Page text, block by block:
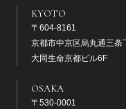
KYOTO
〒604-8161
京都市中京区烏丸通三条
大同生命京都ビル6F
OSAKA
〒530-0001